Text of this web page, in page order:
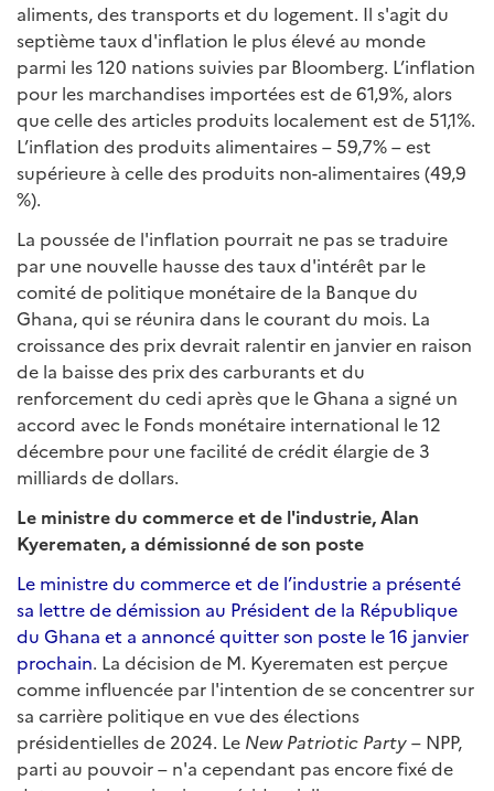
aliments, des transports et du logement. Il s'agit du
septième taux d'inflation le plus élevé au monde
parmi les 120 nations suivies par Bloomberg. L’inflation
pour les marchandises importées est de 61,9%, alors
que celle des articles produits localement est de 51,1%.
L’inflation des produits alimentaires – 59,7% – est
supérieure à celle des produits non-alimentaires (49,9
%).
La poussée de l'inflation pourrait ne pas se traduire
par une nouvelle hausse des taux d'intérêt par le
comité de politique monétaire de la Banque du
Ghana, qui se réunira dans le courant du mois. La
croissance des prix devrait ralentir en janvier en raison
de la baisse des prix des carburants et du
renforcement du cedi après que le Ghana a signé un
accord avec le Fonds monétaire international le 12
décembre pour une facilité de crédit élargie de 3
milliards de dollars.
Le ministre du commerce et de l'industrie, Alan
Kyerematen, a démissionné de son poste
Le ministre du commerce et de l’industrie a présenté
sa lettre de démission au Président de la République
du Ghana et a annoncé quitter son poste le 16 janvier
prochain. La décision de M. Kyerematen est perçue
comme influencée par l'intention de se concentrer sur
sa carrière politique en vue des élections
présidentielles de 2024. Le New Patriotic Party– NPP,
parti au pouvoir – n'a cependant pas encore fixé de